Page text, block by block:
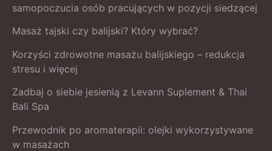
samopoczucia osób pracujących w pozycji siedzącej
Masaż tajski czy balijski? Który wybrać?
Korzyści zdrowotne masażu balijskiego – redukcja
stresu i więcej
Zadbaj o siebie jesienią z Levann Suplement & Thai
Bali Spa
Przewodnik po aromaterapii: olejki wykorzystywane
w masażach